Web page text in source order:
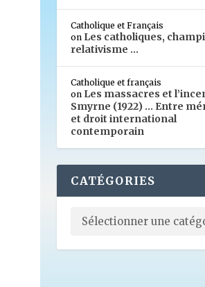
Catholique et Français
on Les catholiques,
relativisme …
Catholique et français
on Les massacres et
Smyrne (1922) … Entre
et droit international
contemporain
CATÉGORIES